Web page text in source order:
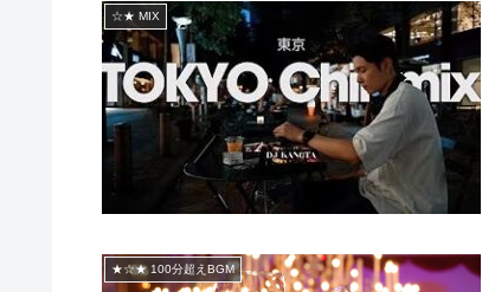
☆★ MIX
★☆★ 100分超えBGM